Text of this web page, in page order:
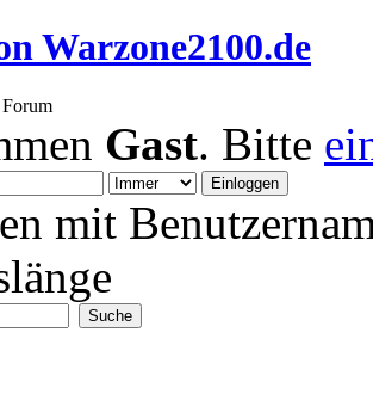
Warzone2100.de
Gast. Bitte
mit